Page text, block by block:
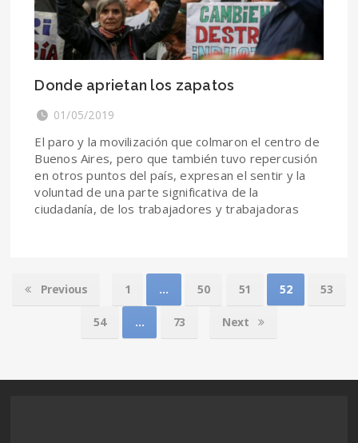
Donde aprietan los zapatos
01/05/2019
El paro y la movilización que colmaron el centro de
Buenos Aires, pero que también tuvo repercusión
en otros puntos del país, expresan el sentir y la
voluntad de una parte significativa de la
ciudadanía, de los trabajadores y trabajadoras
Previous 1 … 50 51 52 53
54 … 73 Next